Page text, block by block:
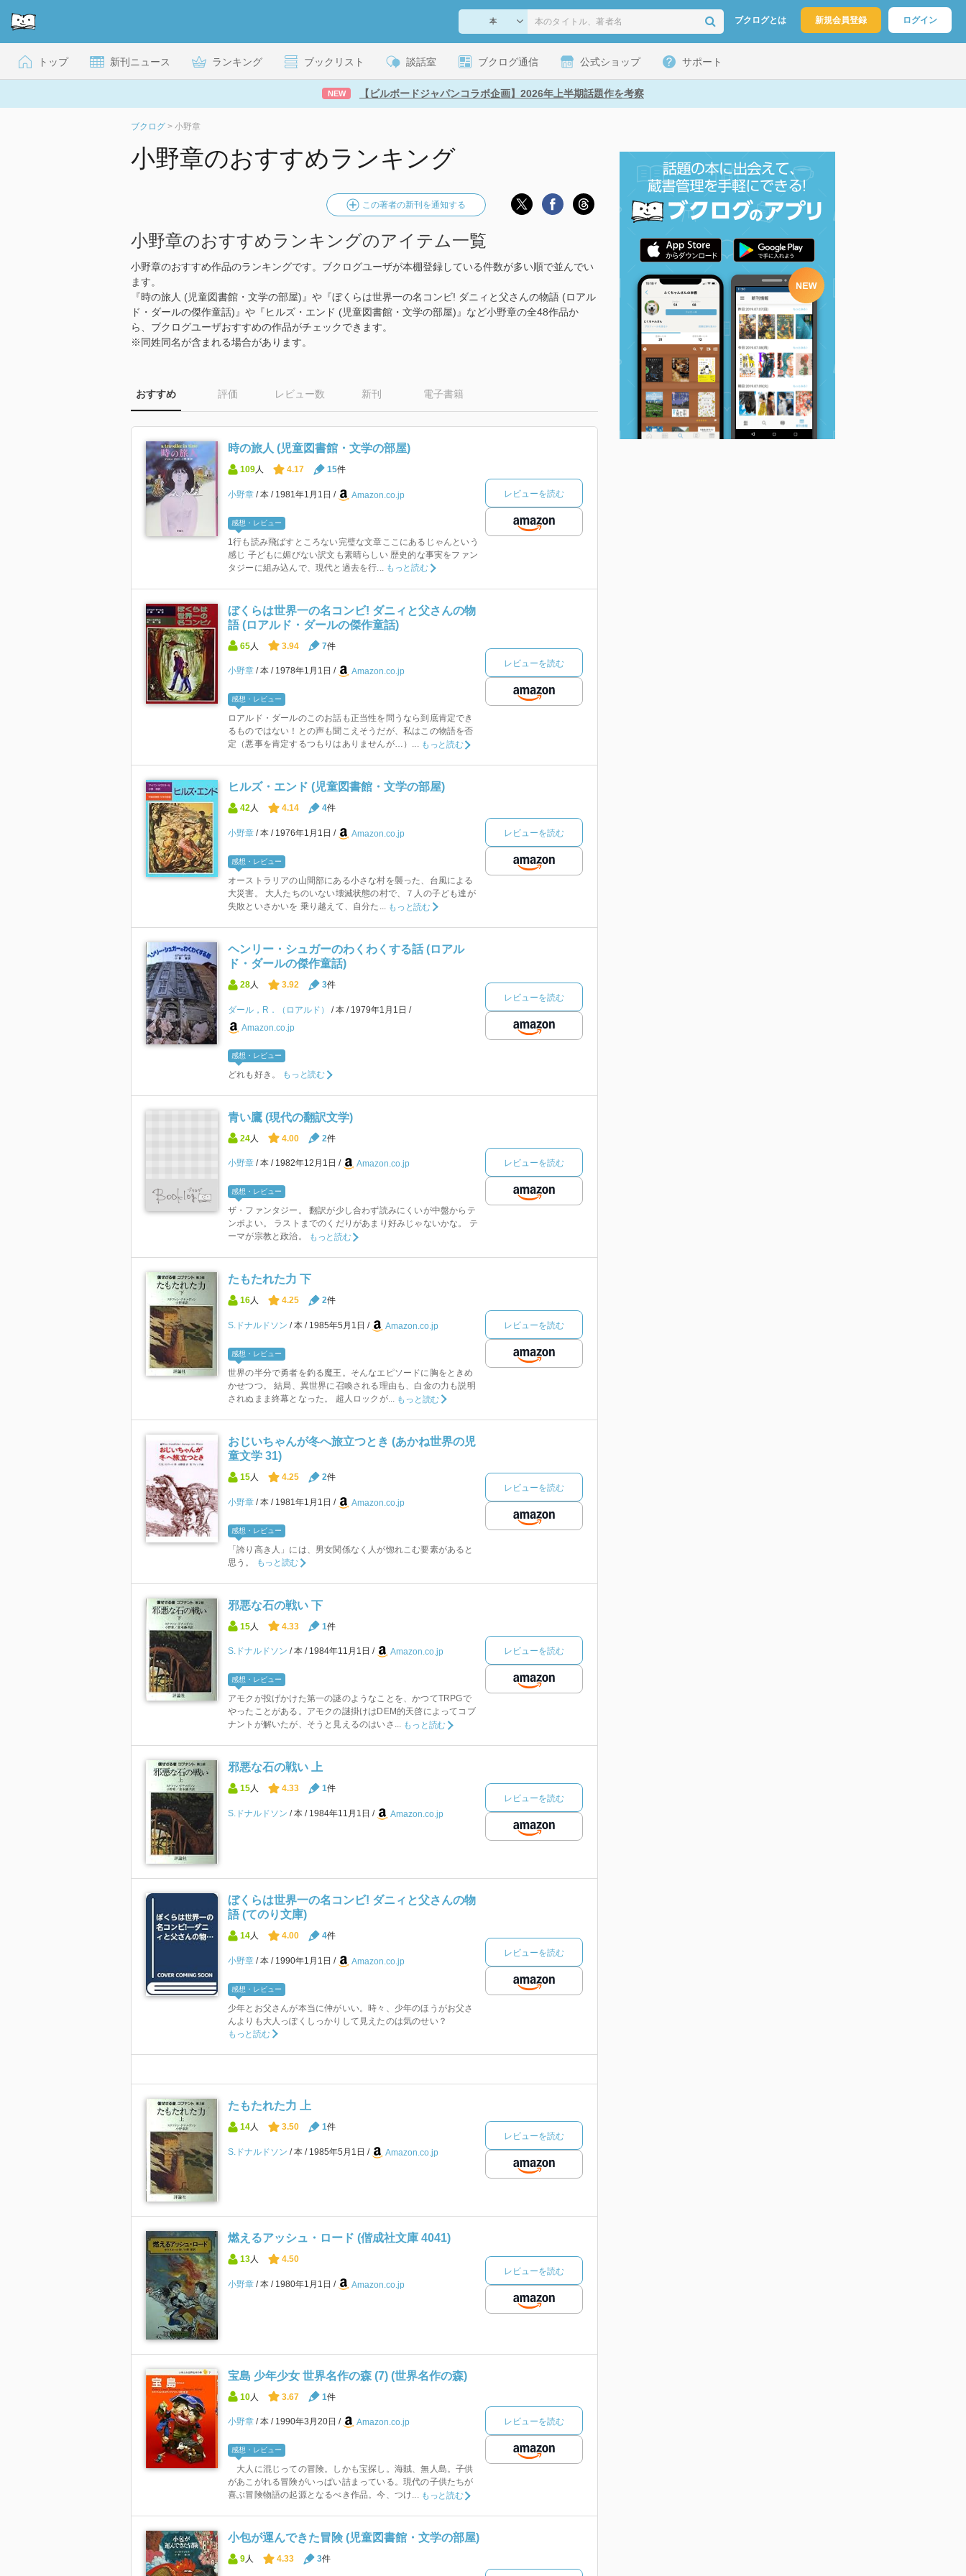
ブクログとは 新規会員登録 ログイン
トップ 新刊ニュース ランキング ブックリスト 談話室 ブクログ通信 公式ショップ サポート
NEW 【ビルボードジャパンコラボ企画】2026年上半期話題作を考察
ブクログ > 小野章
小野章のおすすめランキング
この著者の新刊を通知する
小野章のおすすめランキングのアイテム一覧
小野章のおすすめ作品のランキングです。ブクログユーザが本棚登録している件数が多い順で並んでい
ます。
『時の旅人 (児童図書館・文学の部屋)』や『ぼくらは世界一の名コンビ! ダニィと父さんの物語 (ロアル
ド・ダールの傑作童話)』や『ヒルズ・エンド (児童図書館・文学の部屋)』など小野章の全48作品か
ら、ブクログユーザおすすめの作品がチェックできます。
※同姓同名が含まれる場合があります。
おすすめ 評価 レビュー数 新刊 電子書籍
時の旅人 (児童図書館・文学の部屋)
109人 4.17 15件
小野章 本 1981年1月1日 Amazon.co.jp
感想・レビュー
1行も読み飛ばすところない完璧な文章ここにあるじゃんという
感じ 子どもに媚びない訳文も素晴らしい 歴史的な事実をファン
タジーに組み込んで、現代と過去を行...
もっと読む
レビューを読む
ぼくらは世界一の名コンビ! ダニィと父さんの物
語 (ロアルド・ダールの傑作童話)
65 人 3.94 7件
小野章 本 1978年1月1日 Amazon.co.jp
感想・レビュー
ロアルド・ダールのこのお話も正当性を問うなら到底肯定でき
るものではない！との声も聞こえそうだが、私はこの物語を否
定（悪事を肯定するつもりはありませんが…）... もっと読む
レビューを読む
ヒルズ・エンド (児童図書館・文学の部屋)
42人 4.14 4件
小野章 本 1976年1月1日 Amazon.co.jp
感想・レビュー
オーストラリアの山間部にある小さな村を襲った、台風による
大災害。 大人たちのいない壊滅状態の村で、７人の子ども達が
失敗といさかいを 乗り越えて、自分た... もっと読む
レビューを読む
ヘンリー・シュガーのわくわくする話 (ロアル
ド・ダールの傑作童話)
28 人 3.92 3件
ダール，R．（ロアルド） 本
1979年1月1日
Amazon.co.jp
感想・レビュー
どれも好き。 もっと読む
レビューを読む
青い鷹 (現代の翻訳文学)
24 人 4.00 2件
小野章 本 1982年12月1日 Amazon.co.jp
感想・レビュー
ザ・ファンタジー。 翻訳が少し合わず読みにくいが中盤からテ
ンポよい。 ラストまでのくだりがあまり好みじゃないかな。 テ
ーマが宗教と政治。
もっと読む
レビューを読む
たもたれた力 下
16人 4.25 2件
S.ドナルドソン 本 1985年5月1日 Amazon.co.jp
感想・レビュー
世界の半分で勇者を釣る魔王。そんなエピソードに胸をときめ
かせつつ。 結局、異世界に召喚される理由も、白金の力も説明
されぬまま終幕となった。 超人ロックが... もっと読む
レビューを読む
おじいちゃんが冬へ旅立つとき (あかね世界の児
童文学 31)
15 人 4.25 2件
小野章 本 1981年1月1日 Amazon.co.jp
感想・レビュー
「誇り高き人」には、男女関係なく人が惚れこむ要素があると
思う。
もっと読む
レビューを読む
邪悪な石の戦い 下
15 人 4.33 1件
S.ドナルドソン 本 1984年11月1日 Amazon.co.jp
感想・レビュー
アモクが投げかけた第一の謎のようなことを、かつてTRPGで
やったことがある。アモクの謎掛けはDEM的天啓によってコブ
ナントが解いたが、そうと見えるのはいさ... もっと読む
レビューを読む
邪悪な石の戦い 上
15人 4.33 1件
S.ドナルドソン 本 1984年11月1日 Amazon.co.jp
レビューを読む
ぼくらは世界一の名コンビ! ダニィと父さんの物
語 (てのり文庫)
14人 4.00 4件
小野章 本 1990年1月1日 Amazon.co.jp
感想・レビュー
少年とお父さんが本当に仲がいい。時々、少年のほうがお父さ
んよりも大人っぽくしっかりして見えたのは気のせい？
もっと読む
レビューを読む
たもたれた力 上
14 人 3.50 1件
S.ドナルドソン 本 1985年5月1日 Amazon.co.jp
レビューを読む
燃えるアッシュ・ロード (偕成社文庫 4041)
13 人 4.50
小野章 本 1980年1月1日 Amazon.co.jp
レビューを読む
宝島 少年少女 世界名作の森 (7) (世界名作の森)
10 人 3.67 1件
小野章 本 1990年3月20日 Amazon.co.jp
感想・レビュー
大人に混じっての冒険。しかも宝探し。海賊、無人島。子供
があこがれる冒険がいっぱい詰まっている。現代の子供たちが
喜ぶ冒険物語の起源となるべき作品。今、つけ... もっと読む
レビューを読む
小包が運んできた冒険 (児童図書館・文学の部屋)
9人 4.33 3件